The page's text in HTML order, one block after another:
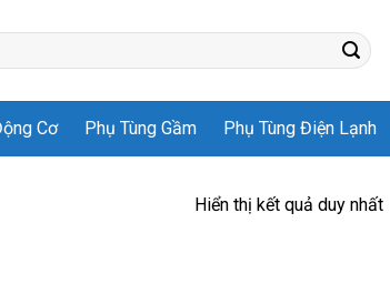
Cơ Phụ Tùng Gầm Phụ Tùng Điện Lạnh
Hiển thị kết quả duy nhất